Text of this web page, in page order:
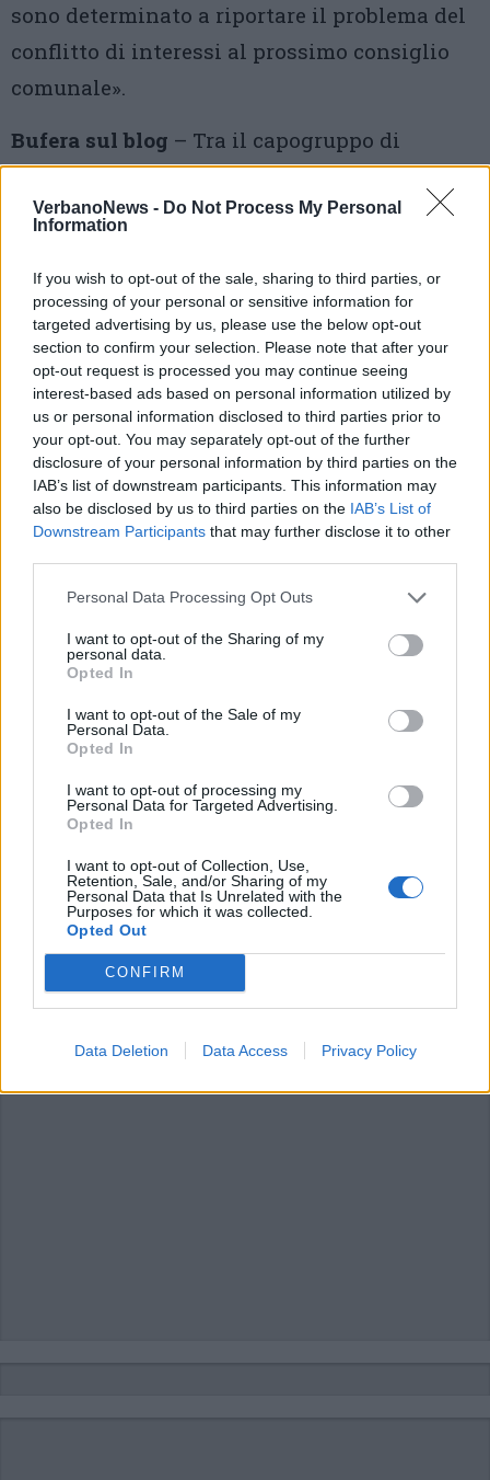
VerbanoNews - Do Not Process My Personal
Information
If you wish to opt-out of the sale, sharing to third parties, or
processing of your personal or sensitive information for
targeted advertising by us, please use the below opt-out
section to confirm your selection. Please note that after your
opt-out request is processed you may continue seeing
interest-based ads based on personal information utilized by
us or personal information disclosed to third parties prior to
your opt-out. You may separately opt-out of the further
disclosure of your personal information by third parties on the
IAB’s list of downstream participants. This information may
also be disclosed by us to third parties on the IAB’s List of
Downstream Participants that may further disclose it to other
Personal Data Processing Opt Outs
I want to opt-out of the Sharing of my
personal data.
Opted In
I want to opt-out of the Sale of my
Personal Data.
Opted In
I want to opt-out of processing my
Personal Data for Targeted Advertising.
Opted In
I want to opt-out of Collection, Use,
Retention, Sale, and/or Sharing of my
Personal Data that Is Unrelated with the
Purposes for which it was collected.
Opted Out
CONFIRM
Data Deletion Data Access Privacy Policy
sono determinato a riportare il problema del
conflitto di interessi al prossimo consiglio
comunale».
Bufera sul blog – Tra il capogruppo di
Cambiangera e la giunta i rapporti sembrano
incrinarsi sempre di più. A margine della
stampa nel quale ha annunciato azioni legali
nei confronti del blog gestito appunto dal
consigliere Molgora. "L’amministrazione – si
legge nel documento – ha ritenuto opportuno
e doveroso tutelarsi in sede penale affidando
un incarico ad un legale per la
predisposizione di una denuncia querela".
Via Confalonieri, 5
Castronno
diagosto
consiglio comunale
luca tonella
magda cogliati
vincenzo catalani
angera
LEGGI GLI ALTRI ARTICOLI DI
LOMBARDIA